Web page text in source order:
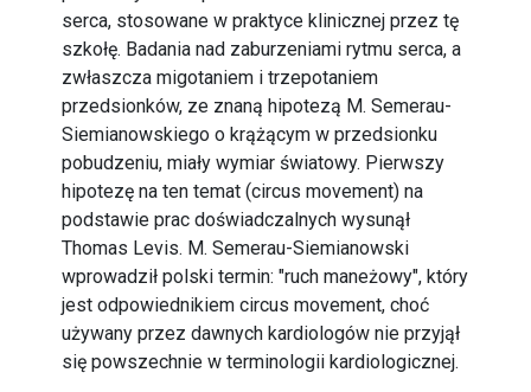
serca, stosowane w praktyce klinicznej przez tę
szkołę. Badania nad zaburzeniami rytmu serca, a
zwłaszcza migotaniem i trzepotaniem
przedsionków, ze znaną hipotezą M. Semerau-
Siemianowskiego o krążącym w przedsionku
pobudzeniu, miały wymiar światowy. Pierwszy
hipotezę na ten temat (circus movement) na
podstawie prac doświadczalnych wysunął
Thomas Levis. M. Semerau-Siemianowski
wprowadził polski termin: "ruch maneżowy", który
jest odpowiednikiem circus movement, choć
używany przez dawnych kardiologów nie przyjął
się powszechnie w terminologii kardiologicznej.